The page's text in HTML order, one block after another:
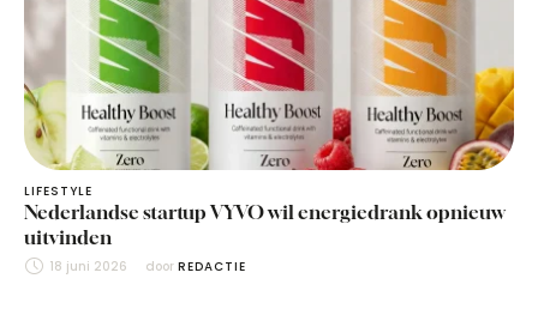
LIFESTYLE
Nederlandse startup VYVO wil energiedrank opnieuw
uitvinden
18 juni 2026 door REDACTIE